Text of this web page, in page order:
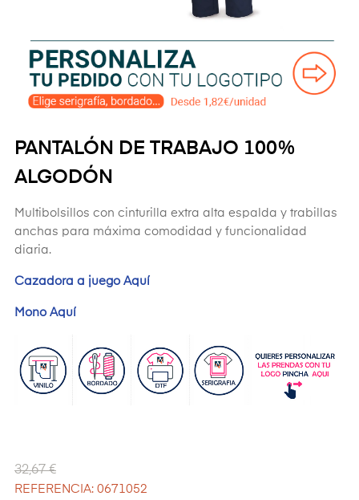
PANTALÓN DE TRABAJO 100%
ALGODÓN
Multibolsillos con cinturilla extra alta espalda y trabillas
anchas para máxima comodidad y funcionalidad
diaria.
Cazadora a juego Aquí
Mono Aquí
32,67 €
REFERENCIA: 0671052